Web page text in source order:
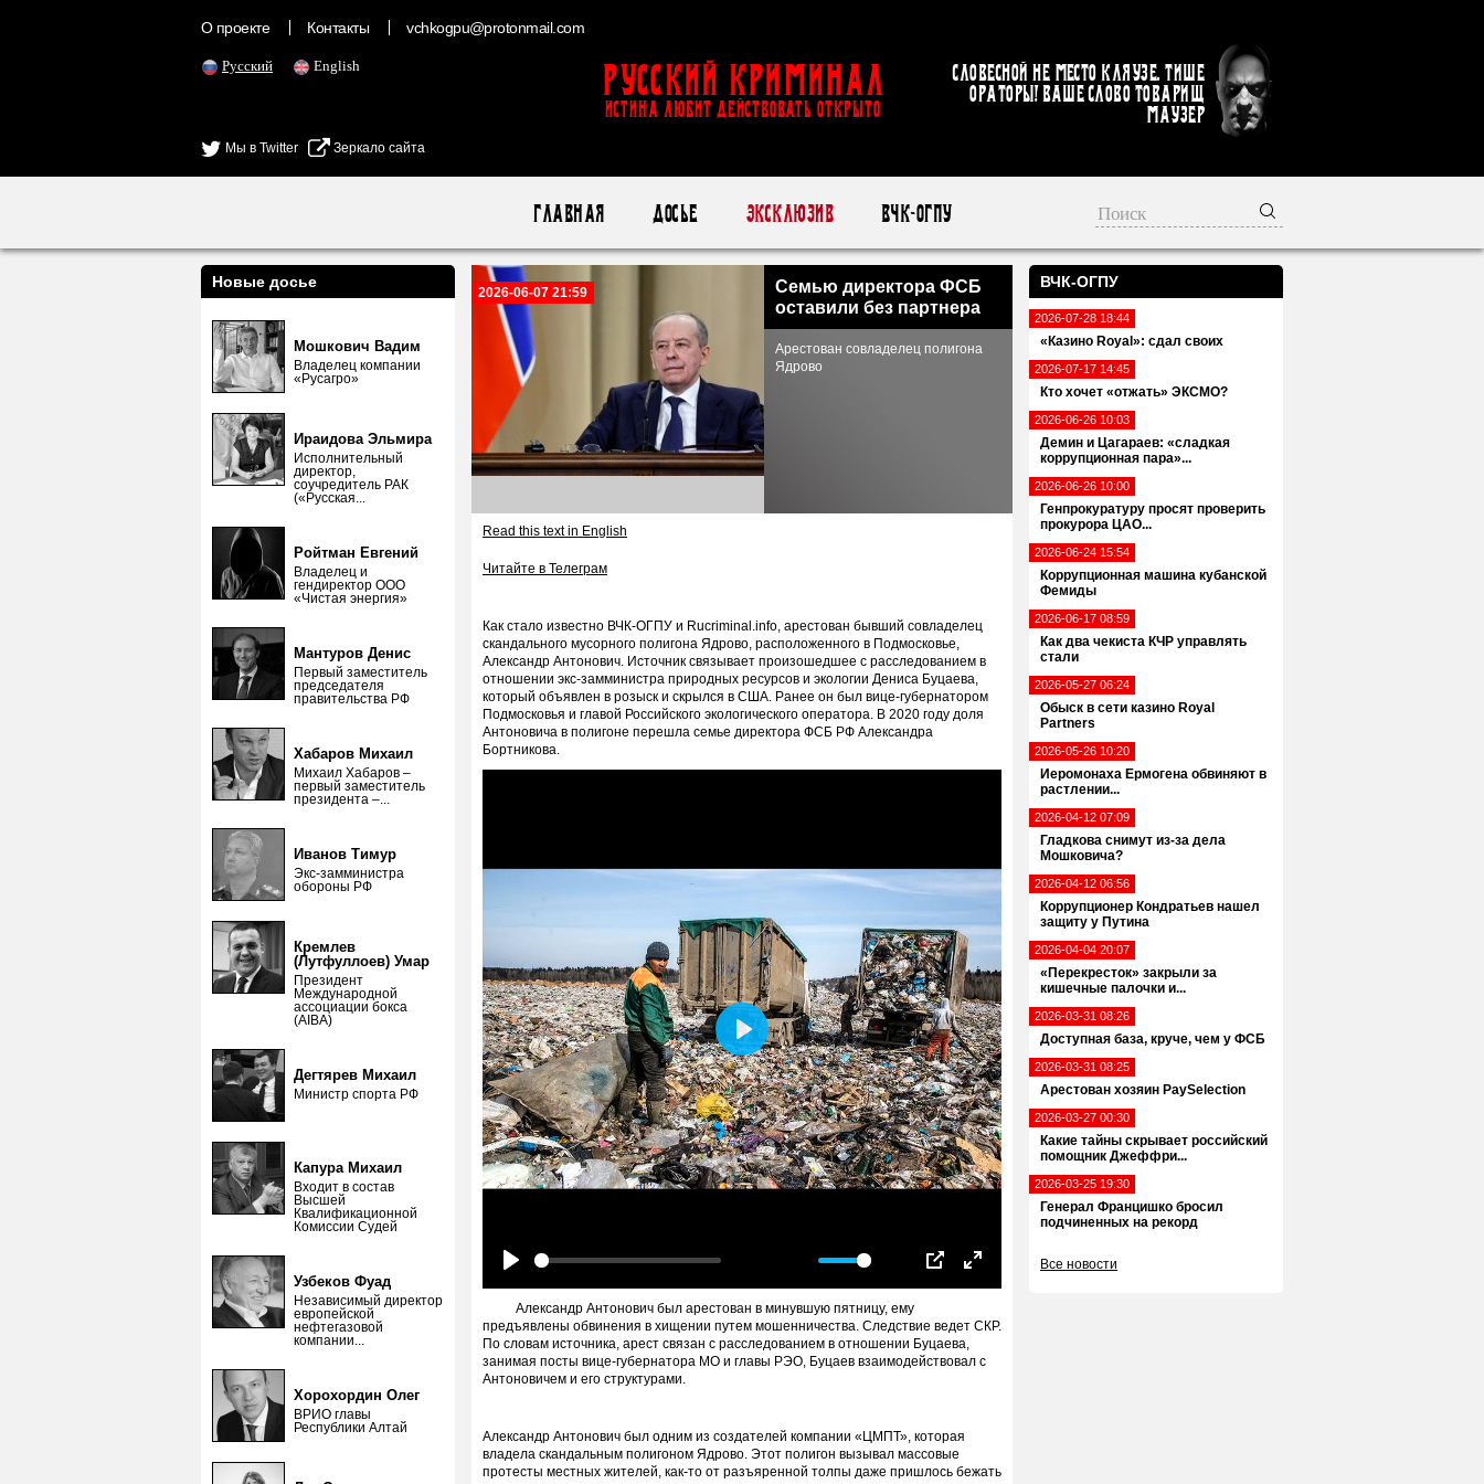
О проекте Контакты vchkogpu@protonmail.com
Русский English
Мы в Twitter Зеркало сайта
Русский Криминал
ИСТИНА ЛЮБИТ ДЕЙСТВОВАТЬ ОТКРЫТО
Словесной не место кляузе. Тише
ораторы! Ваше слово товарищ
Маузер
Главная Досье Эксклюзив ВЧК-ОГПУ
ВЧК-ОГПУ
2026-07-28 18:44
«Казино Royal»: сдал своих
2026-07-17 14:45
Кто хочет «отжать» ЭКСМО?
2026-06-26 10:03
Демин и Цагараев: «сладкая
коррупционная пара»...
2026-06-26 10:00
Генпрокуратуру просят проверить
прокурора ЦАО...
2026-06-24 15:54
Коррупционная машина кубанской
Фемиды
2026-06-17 08:59
Как два чекиста КЧР управлять
стали
2026-05-27 06:24
Обыск в сети казино Royal
Partners
2026-05-26 10:20
Иеромонаха Ермогена обвиняют в
растлении...
2026-04-12 07:09
Гладкова снимут из-за дела
Мошковича?
2026-04-12 06:56
Коррупционер Кондратьев нашел
защиту у Путина
2026-04-04 20:07
«Перекресток» закрыли за
кишечные палочки и...
2026-03-31 08:26
Доступная база, круче, чем у ФСБ
2026-03-31 08:25
Арестован хозяин PaySelection
2026-03-27 00:30
Какие тайны скрывает российский
помощник Джеффри...
2026-03-25 19:30
Генерал Францишко бросил
подчиненных на рекорд
Все новости
Новые досье
Мошкович Вадим
Владелец компании
«Русагро»
Ираидова Эльмира
Исполнительный
директор,
соучредитель РАК
(«Русская...
Ройтман Евгений
Владелец и
гендиректор ООО
«Чистая энергия»
Мантуров Денис
Первый заместитель
председателя
правительства РФ
Хабаров Михаил
Михаил Хабаров –
первый заместитель
президента –...
Иванов Тимур
Экс-замминистра
обороны РФ
Кремлев
(Лутфуллоев) Умар
Президент
Международной
ассоциации бокса
(AIBA)
Дегтярев Михаил
Министр спорта РФ
Капура Михаил
Входит в состав
Высшей
Квалификационной
Комиссии Судей
Узбеков Фуад
Независимый директор
европейской
нефтегазовой
компании...
Хорохордин Олег
ВРИО главы
Республики Алтай
2026-06-07 21:59
Семью директора ФСБ
оставили без партнера
Арестован совладелец полигона
Ядрово
Read this text in English
Читайте в Телеграм
Как стало известно ВЧК-ОГПУ и Rucriminal.info, арестован бывший совладелец
скандального мусорного полигона Ядрово, расположенного в Подмосковье,
Александр Антонович. Источник связывает произошедшее с расследованием в
отношении экс-замминистра природных ресурсов и экологии Дениса Буцаева,
который объявлен в розыск и скрылся в США. Ранее он был вице-губернатором
Подмосковья и главой Российского экологического оператора. В 2020 году доля
Антоновича в полигоне перешла семье директора ФСБ РФ Александра
Бортникова.
Play
Александр Антонович был арестован в минувшую пятницу, ему
предъявлены обвинения в хищении путем мошенничества. Следствие ведет СКР.
По словам источника, арест связан с расследованием в отношении Буцаева,
занимая посты вице-губернатора МО и главы РЭО, Буцаев взаимодействовал с
Антоновичем и его структурами.
Александр Антонович был одним из создателей компании «ЦМПТ», которая
владела скандальным полигоном Ядрово. Этот полигон вызывал массовые
протесты местных жителей, как-то от разъяренной толпы даже пришлось бежать